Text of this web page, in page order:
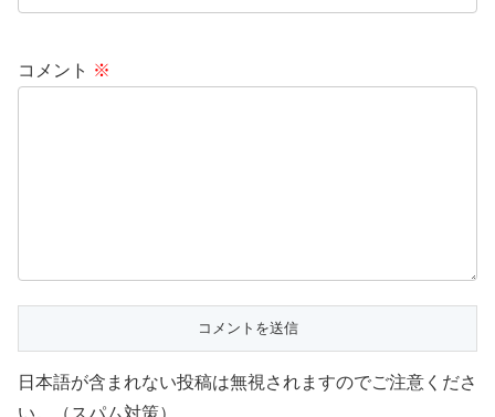
コメント ※
日本語が含まれない投稿は無視されますのでご注意くださ
い。（スパム対策）